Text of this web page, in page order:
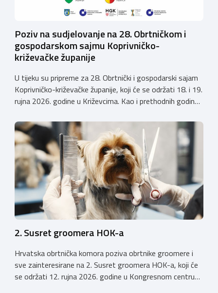
Poziv na sudjelovanje na 28. Obrtničkom i
gospodarskom sajmu Koprivničko-
križevačke županije
U tijeku su pripreme za 28. Obrtnički i gospodarski sajam
Koprivničko-križevačke županije, koji će se održati 18. i 19.
rujna 2026. godine u Križevcima. Kao i prethodnih godina,
Hrvatske te predstaviti raznolikost i kvalitetu hrvatskog
obrtništva. Uz bogatu izlagačku ponudu i ove godine
priprema se raznovrstan […]
2. Susret groomera HOK-a
Hrvatska obrtnička komora poziva obrtnike groomere i
sve zainteresirane na 2. Susret groomera HOK-a, koji će
se održati 12. rujna 2026. godine u Kongresnom centru